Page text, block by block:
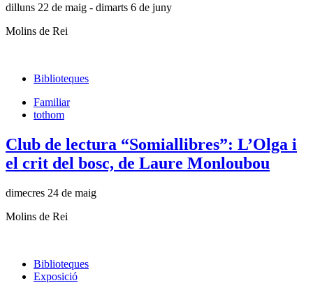
dilluns 22 de maig - dimarts 6 de juny
Molins de Rei
Biblioteques
Familiar
tothom
Club de lectura “Somiallibres”: L’Olga i
el crit del bosc, de Laure Monloubou
dimecres 24 de maig
Molins de Rei
Biblioteques
Exposició